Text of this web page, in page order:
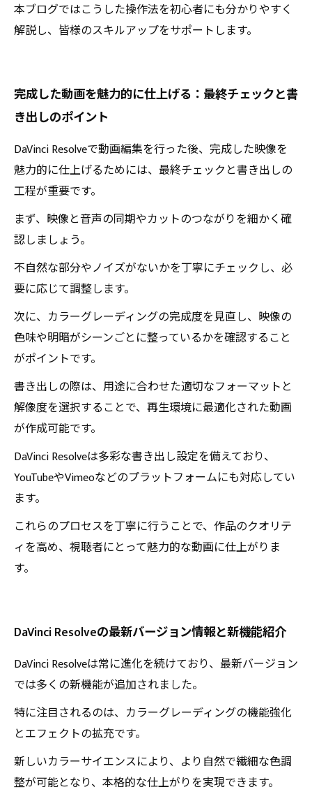
本ブログではこうした操作法を初心者にも分かりやすく
解説し、皆様のスキルアップをサポートします。
完成した動画を魅力的に仕上げる：最終チェックと書
き出しのポイント
DaVinci Resolveで動画編集を行った後、完成した映像を
魅力的に仕上げるためには、最終チェックと書き出しの
工程が重要です。
まず、映像と音声の同期やカットのつながりを細かく確
認しましょう。
不自然な部分やノイズがないかを丁寧にチェックし、必
要に応じて調整します。
次に、カラーグレーディングの完成度を見直し、映像の
色味や明暗がシーンごとに整っているかを確認すること
がポイントです。
書き出しの際は、用途に合わせた適切なフォーマットと
解像度を選択することで、再生環境に最適化された動画
が作成可能です。
DaVinci Resolveは多彩な書き出し設定を備えており、
YouTubeやVimeoなどのプラットフォームにも対応してい
ます。
これらのプロセスを丁寧に行うことで、作品のクオリテ
ィを高め、視聴者にとって魅力的な動画に仕上がりま
す。
DaVinci Resolveの最新バージョン情報と新機能紹介
DaVinci Resolveは常に進化を続けており、最新バージョン
では多くの新機能が追加されました。
特に注目されるのは、カラーグレーディングの機能強化
とエフェクトの拡充です。
新しいカラーサイエンスにより、より自然で繊細な色調
整が可能となり、本格的な仕上がりを実現できます。